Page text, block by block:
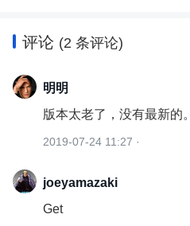
评论 (2 条评论)
明明
版本太老了，没有最新的。
2019-07-24 11:27 ·
joeyamazaki
Get